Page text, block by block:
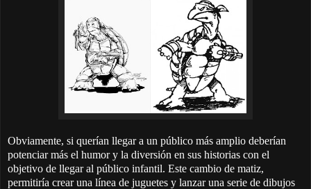
Obviamente, si querían llegar a un público más amplio deberían
potenciar más el humor y la diversión en sus historias con el
objetivo de llegar al público infantil. Este cambio de matiz,
permitiría crear una línea de juguetes y lanzar una serie de dibujos